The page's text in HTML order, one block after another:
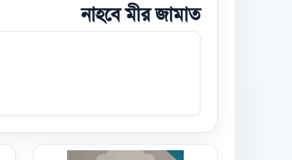
নাহবে মীর জামাত